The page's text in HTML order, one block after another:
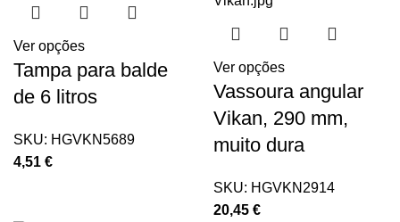
Ver opções
Tampa para balde
de 6 litros
SKU: HGVKN5689
4,51 €
Ver opções
Vassoura angular
Vikan, 290 mm,
muito dura
SKU: HGVKN2914
20,45 €